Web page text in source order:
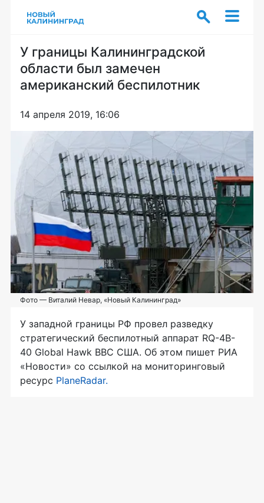
У границы Калининградской
области был замечен
американский беспилотник
14 апреля 2019, 16:06
Фото — Виталий Невар, «Новый Калининград»
У западной границы РФ провел разведку
стратегический беспилотный аппарат RQ-4B-
40 Global Hawk ВВС США. Об этом пишет РИА
«Новости» со ссылкой на мониторинговый
ресурс PlaneRadar.